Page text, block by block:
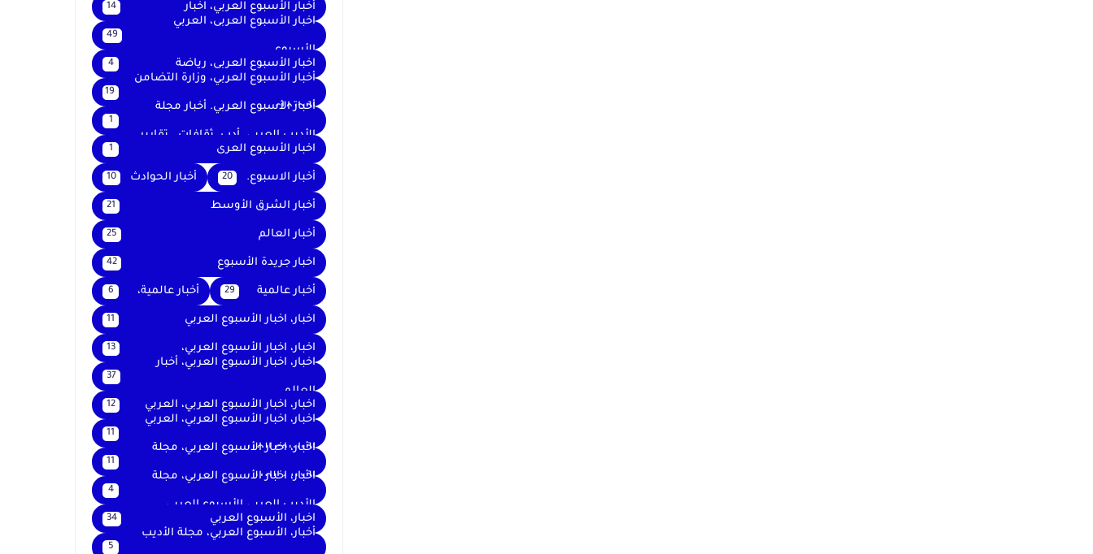
أخبار الأسبوع العربي، اخبار 14
اخبار الأسبوع العربى، العربي
الأسبوع
49
اخبار الأسبوع العربى، رياضة 4
أخبار الأسبوع العربي، وزارة التضامن
الاجتماعي
19
أخبار الأسبوع العربي. أخبار مجلة
الأديب العربي. أدب. ثقافات . تقارير .
1
اخبار الأسبوع العرى 1
أخبار الاسبوع. 20 أخبار الحوادث 10
أخبار الشرق الأوسط 21
أخبار العالم 25
اخبار جريدة الأسبوع 42
أخبار عالمية 29 أخبار عالمية، 6
اخبار، اخبار الأسبوع العربي 11
اخبار، اخبار الأسبوع العربي، 13
اخبار، اخبار الأسبوع العربي، أخبار
العالم
37
اخبار، اخبار الأسبوع العربي، العربي 12
اخبار، اخبار الأسبوع العربي، العربي
الأسبوع العربي
11
اخبار، اخبار الأسبوع العربي، مجلة
الأديب العربي
11
اخبار، اخبار الأسبوع العربي، مجلة
الأديب العربي الأسبوع العربي
4
اخبار، الأسبوع العربي 34
أخبار، الأسبوع العربي، مجلة الأديب
5